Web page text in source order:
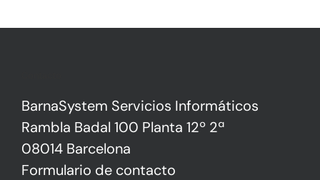
BarnaSystem Servicios Informáticos
Rambla Badal 100 Planta 12º 2ª
08014 Barcelona
Formulario de contacto